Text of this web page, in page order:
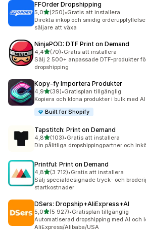
FFOrder Dropshipping
5,0av 5 stjärnor
(250)
250 recensioner totalt
•Gratis att installera
Direkta inköp och smidig
säljare att växa
NinjaPOD: DTF Print on Demand
4,4av 5 stjärnor
(70)
70 recensioner totalt
•Gratis att installera
Sälj 2 500+ anpassade DTF-produkter
dropshipping
Kopy‑fy Importera Produkter
4,9av 5 stjärnor
(39)
39 recensioner totalt
•Gratisplan tillgänglig
Kopiera och klona produkter i bulk med
Built for Shopify
Tapstitch: Print on Demand
4,8av 5 stjärnor
(103)
103 recensioner totalt
•Gratis att installera
Din pålitliga dropshippingpartner och
Printful: Print on Demand
4,8av 5 stjärnor
(3 712)
3712 recensioner totalt
•Gratis att installera
Sälj specialdesignade tryck- och
startkostnader
DSers: Dropship+AliExpress+AI
5,0av 5 stjärnor
(5 927)
5927 recensioner totalt
•Gratisplan tillgänglig
Automatiserad dropshipping med AI och
AliExpress/Alibaba/USA